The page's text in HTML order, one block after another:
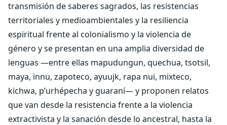
transmisión de saberes sagrados, las resistencias
territoriales y medioambientales y la resiliencia
espiritual frente al colonialismo y la violencia de
género y se presentan en una amplia diversidad de
lenguas —entre ellas mapudungun, quechua, tsotsil,
maya, innu, zapoteco, ayuujk, rapa nui, mixteco,
kichwa, p’urhépecha y guaraní— y proponen relatos
que van desde la resistencia frente a la violencia
extractivista y la sanación desde lo ancestral, hasta la